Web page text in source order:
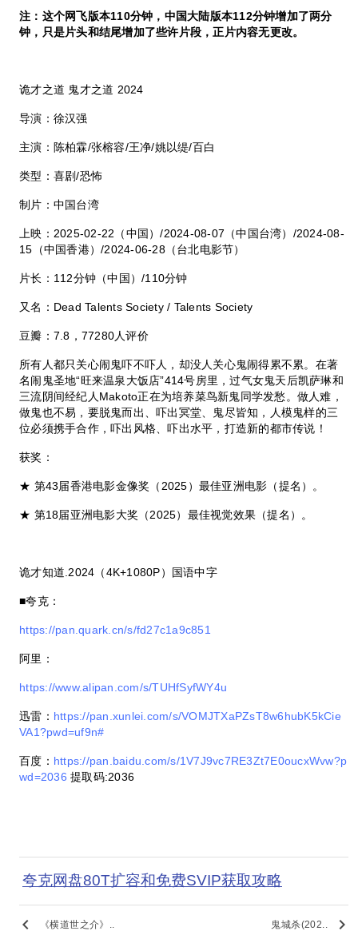
注：这个网飞版本110分钟，中国大陆版本112分钟增加了两分
钟，只是片头和结尾增加了些许片段，正片内容无更改。
诡才之道 鬼才之道 2024
导演：徐汉强
主演：陈柏霖/张榕容/王净/姚以缇/百白
类型：喜剧/恐怖
制片：中国台湾
上映： 2025-02-22 （中国）/2024-08-07 （中国台湾） /2024-08-
15 （中国香港）/2024-06-28（台北电影节）
片长： 112分钟（中国）/110分钟
又名： Dead Talents Society / Talents Society
豆瓣： 7.8 ， 77280人评价
所有人都只关心闹鬼吓不吓人，却没人关心鬼闹得累不累。在著
名闹鬼圣地“旺来温泉大饭店”414号房里，过气女鬼天后凯萨琳和
三流阴间经纪人 Makoto正在为培养菜鸟新鬼同学发愁。做人难，
做鬼也不易，要脱鬼而出、吓出冥堂、鬼尽皆知，人模鬼样的三
位必须携手合作，吓出风格、吓出水平，打造新的都市传说！
获奖：
★ 第43届香港电影金像奖（ 2025）最佳亚洲电影（提名）。
★ 第18届亚洲电影大奖（2025）最佳视觉效果（提名）。
诡才知道 .2024 （4K+1080P）国语中字
■夸克：
https://pan.quark.cn/s/fd27c1a9c851
阿里：
https://www.alipan.com/s/TUHfSyfWY4u
迅雷： https://pan.xunlei.com/s/VOMJTXaPZsT8w6hubK5kCie
VA1?pwd=uf9n#
百度： https://pan.baidu.com/s/1V7J9vc7RE3Zt7E0oucxWvw?p
wd=2036 提取码:2036
夸克网盘80T扩容和免费SVIP获取攻略
keyboard_arrow_left 《横道世之介》.. 鬼城杀(202.. keyboard_arrow_right